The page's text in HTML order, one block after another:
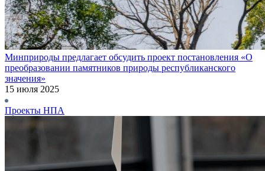
Минприроды предлагает обсудить проект постановления «О
преобразовании памятников природы республиканского
значения»
15 июля 2025
Проекты НПА